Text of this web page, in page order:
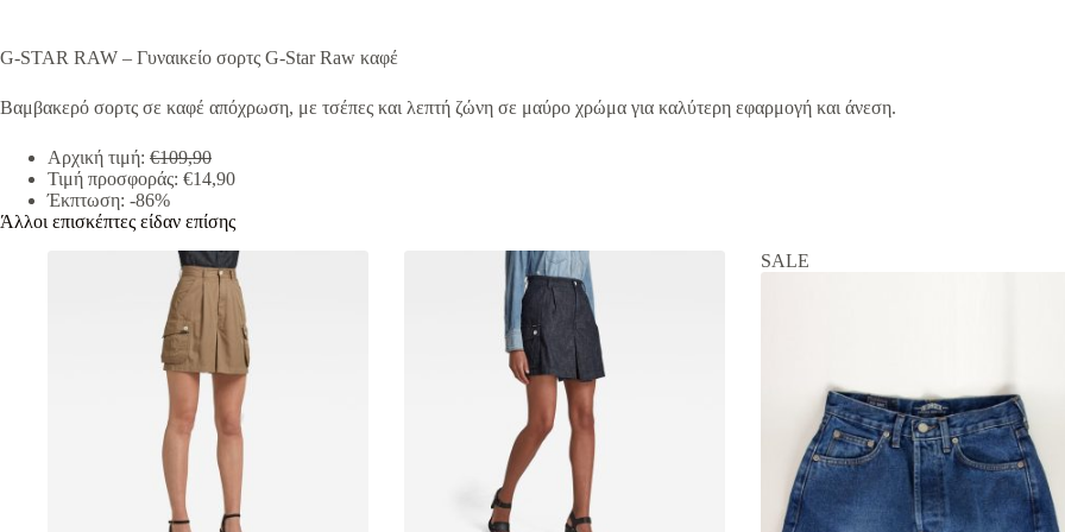
G-STAR RAW – Γυναικείο σορτς G-Star Raw καφέ
Βαμβακερό σορτς σε καφέ απόχρωση, με τσέπες και λεπτή ζώνη σε μαύρο χρώμα για καλύτερη εφαρμογή και άνεση.
Αρχική τιμή: €109,90
Τιμή προσφοράς: €14,90
Έκπτωση: -86%
Άλλοι επισκέπτες είδαν επίσης
SALE